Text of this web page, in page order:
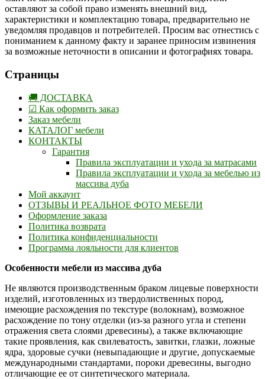
оставляют за собой право изменять внешний вид,
характеристики и комплектацию товара, предварительно не
уведомляя продавцов и потребителей. Просим вас отнестись с
пониманием к данному факту и заранее приносим извинения
за возможные неточности в описании и фотографиях товара.
Страницы
🚚 ДОСТАВКА
☑ Как оформить заказ
Заказ мебели
КАТАЛОГ мебели
КОНТАКТЫ
Гарантия
Правила эксплуатации и ухода за матрасами
Правила эксплуатации и ухода за мебелью из
массива дуба
Мой аккаунт
ОТЗЫВЫ И РЕАЛЬНОЕ ФОТО МЕБЕЛИ
Оформление заказа
Политика возврата
Политика конфиденциальности
Программа лояльности для клиентов
Особенности мебели из массива дуба
Не являются производственным браком лицевые поверхности
изделий, изготовленных из твердолиственных пород,
имеющие расхождения по текстуре (волокнам), возможное
расхождение по тону отделки (из-за разного угла и степени
отражения света слоями древесины), а также включающие
такие проявления, как свилеватость, завитки, глазки, ложные
ядра, здоровые сучки (невыпадающие и другие, допускаемые
международными стандартами, пороки древесины, выгодно
отличающие ее от синтетического материала.